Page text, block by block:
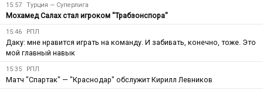
15:57 Турция — Суперлига
Мохамед Салах стал игроком "Трабзонспора"
15:46 РПЛ
Даку: мне нравится играть на команду. И забивать, конечно, тоже. Это
мой главный навык
15:35 РПЛ
Матч "Спартак" — "Краснодар" обслужит Кирилл Левников